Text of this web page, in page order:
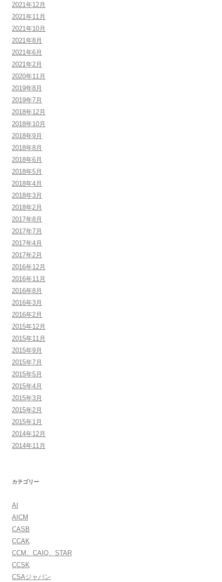
2021年12月
2021年11月
2021年10月
2021年8月
2021年6月
2021年2月
2020年11月
2019年8月
2019年7月
2018年12月
2018年10月
2018年9月
2018年8月
2018年6月
2018年5月
2018年4月
2018年3月
2018年2月
2017年8月
2017年7月
2017年4月
2017年2月
2016年12月
2016年11月
2016年8月
2016年3月
2016年2月
2015年12月
2015年11月
2015年9月
2015年7月
2015年5月
2015年4月
2015年3月
2015年2月
2015年1月
2014年12月
2014年11月
カテゴリー
AI
AICM
CASB
CCAK
CCM、CAIQ、STAR
CCSK
CSAジャパン